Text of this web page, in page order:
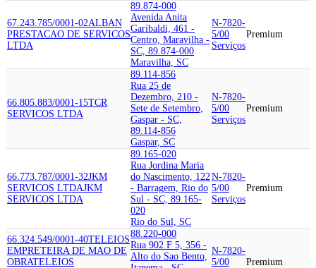
67.243.785/0001-02ALBAN
PRESTACAO DE SERVICOS
LTDA
89.874-000
Avenida Anita
Garibaldi, 461 -
Centro, Maravilha -
SC, 89.874-000
Maravilha, SC
N-7820-
5/00
Serviços
Premium
66.805.883/0001-15TCR
SERVICOS LTDA
89.114-856
Rua 25 de
Dezembro, 210 -
Sete de Setembro,
Gaspar - SC,
89.114-856
Gaspar, SC
N-7820-
5/00
Serviços
Premium
66.773.787/0001-32JKM
SERVICOS LTDAJKM
SERVICOS LTDA
89.165-020
Rua Jordina Maria
do Nascimento, 122
- Barragem, Rio do
Sul - SC, 89.165-
020
Rio do Sul, SC
N-7820-
5/00
Serviços
Premium
66.324.549/0001-40TELEIOS
EMPRETEIRA DE MAO DE
OBRATELEIOS
88.220-000
Rua 902 F 5, 356 -
Alto do Sao Bento,
N-7820-
5/00
Premium